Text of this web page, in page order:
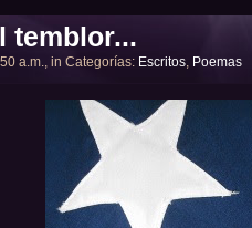
temblor...
a.m., in Categorías: Escritos, Poemas